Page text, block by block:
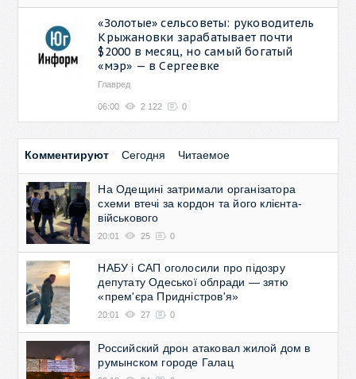
«Золотые» сельсоветы: руководитель
Крыжановки зарабатывает почти
$2000 в месяц, но самый богатый
«мэр» — в Сергеевке
Главред
06:00 2 122 0
Комментируют Сегодня Читаемое
На Одещині затримали організатора
схеми втечі за кордон та його клієнта-
військового
20:01 25 0
НАБУ і САП оголосили про підозру
депутату Одеської облради — зятю
«прем'єра Придністров'я»
20:01 27 0
Российский дрон атаковал жилой дом в
румынском городе Галац